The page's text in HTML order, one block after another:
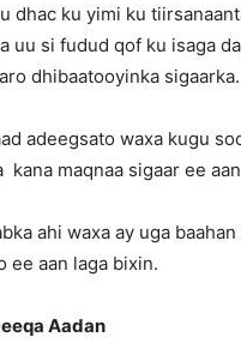
dhac ku yimi ku
uu si fudud qof ku isaga
dhibaatooyinka sigaarka.
adeegsato waxa kugu
kana maqnaa sigaar ee
ahi waxa ay uga
ee aan laga bixin.
Aadan